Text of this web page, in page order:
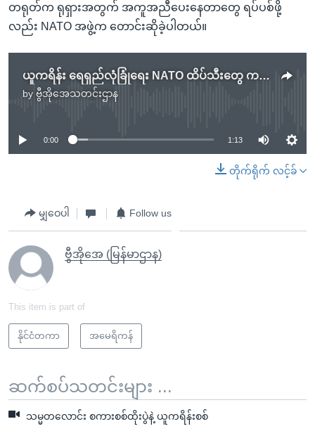
တရုတ်က ရုရှားအတွက် အကူအညီပေးနေတာတွေ ရပ်ပစ်ဖို့
လည်း NATO အဖွဲ့က တောင်းဆိုခဲ့ပါတယ်။
ယူကရိန်း ရေရှည်လုံခြုံရေး NATO ထိပ်သီးတွေ ကတိပြု
by ဗွီအိုအေသတင်းဌာန
No media source currently available
0:00 1:13
တိုက်ရိုက် လင့်ခ်
မျှဝေပါ Follow us
ဗွီအိုအေ (မြန်မာဌာန)
This item is part of
နိုင်ငံတကာ အမေရိကန်
ဆက်စပ်သတင်းများ ...
သမ္မတလောင်း စကားစစ်ထိုးပွဲနဲ့ ယူကရိန်းစစ်